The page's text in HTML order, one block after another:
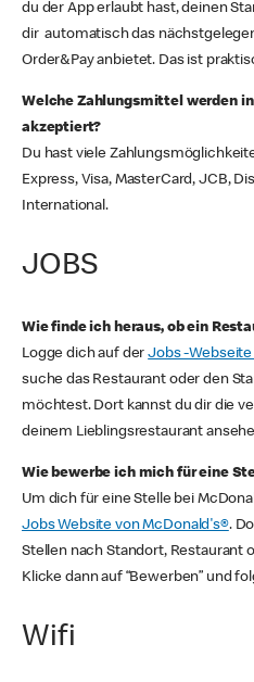
du der App erlaubt hast, deinen
dir automatisch das
Order&Pay anbietet. Das ist
Welche Zahlungsmittel werden
akzeptiert?
Du hast viele
Express, Visa, MasterCard, JCB,
International.
JOBS
Wie finde ich heraus, ob ein
Logge dich auf derJobs -
suche das Restaurant oder den
möchtest. Dort kannst du dir die
deinem Lieblingsrestaurant
Wie bewerbe ich mich für eine
Um dich für eine Stelle bei
Jobs Website von McDonald's®.
Stellen nach Standort, Restaurant
Klicke dann auf “Bewerben” und
Wifi